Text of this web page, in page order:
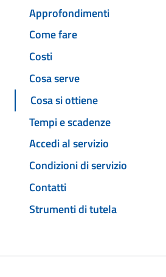
Approfondimenti
Come fare
Costi
Cosa serve
Cosa si ottiene
Tempi e scadenze
Accedi al servizio
Condizioni di servizio
Contatti
Strumenti di tutela